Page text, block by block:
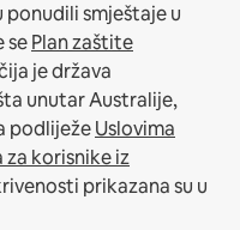
ponudili smještaje u
sePlan zaštite
je država
unutar Australije,
podliježeUslovima
korisnike iz
prikazana su u